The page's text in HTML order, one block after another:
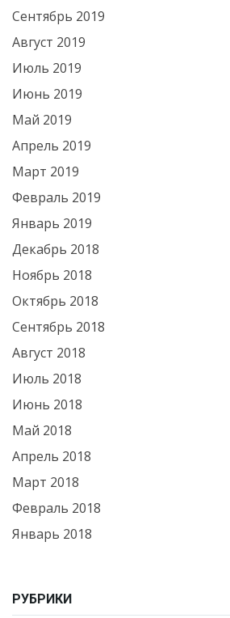
Сентябрь 2019
Август 2019
Июль 2019
Июнь 2019
Май 2019
Апрель 2019
Март 2019
Февраль 2019
Январь 2019
Декабрь 2018
Ноябрь 2018
Октябрь 2018
Сентябрь 2018
Август 2018
Июль 2018
Июнь 2018
Май 2018
Апрель 2018
Март 2018
Февраль 2018
Январь 2018
РУБРИКИ